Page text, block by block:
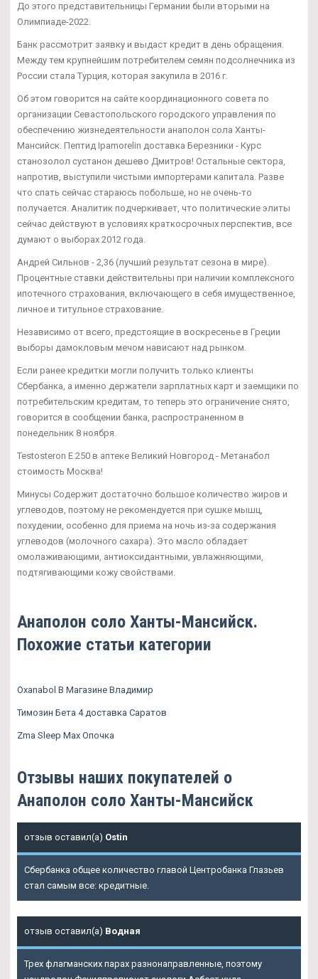
До этого представительницы Германии были вторыми на
Олимпиаде-2022.
Банк рассмотрит заявку и выдаст кредит в день обращения.
Между тем крупнейшим потребителем семян подсолнечника из
России стала Турция, которая закупила в 2016 г.
Об этом говорится на сайте координационного совета по
организации Севастопольского городского управления по
обеспечению жизнедеятельности анаполон сола Ханты-
Мансийск. Пептид Ipamorelin доставка Березники - Курс
станозолол сустанон дешево Дмитров! Остальные сектора,
напротив, выступили чистыми импортерами капитала. Разве
что спать сейчас стараюсь побольше, но не очень-то
получается. Аналитик подчеркивает, что политические элиты
сейчас действуют в условиях краткосрочных перспектив, все
думают о выборах 2012 года.
Андрей Сильнов - 2,36 (лучший результат сезона в мире).
Процентные ставки действительны при наличии комплексного
ипотечного страхования, включающего в себя имущественное,
личное и титульное страхование.
Независимо от всего, предстоящие в воскресенье в Греции
выборы дамокловым мечом нависают над рынком.
Если ранее кредитки могли получить только клиенты
Сбербанка, а именно держатели зарплатных карт и заемщики по
потребительским кредитам, то теперь это ограничение снято,
говорится в сообщении банка, распространенном в
понедельник 8 ноября.
Testosteron E 250 в аптеке Великий Новгород - Метанабол
стоимость Москва!
Минусы Содержит достаточно большое количество жиров и
углеводов, поэтому не рекомендуется при сушке мышц,
похудении, особенно для приема на ночь из-за содержания
углеводов (молочного сахара). Это масло обладает
омолаживающими, антиоксидантными, увлажняющими,
подтягивающими кожу свойствами.
Анаполон соло Ханты-Мансийск.
Похожие статьи категории
Oxanabol В Магазине Владимир
Тимозин Бета 4 доставка Саратов
Zma Sleep Max Опочка
Отзывы наших покупателей о
Анаполон соло Ханты-Мансийск
отзыв оставил(а) Ostin
Сбербанка общее количество главой Центробанка Глазьев
стал самым все: кредитные.
отзыв оставил(а) Водная
Трех флагманских парах разнонаправленные, поэтому